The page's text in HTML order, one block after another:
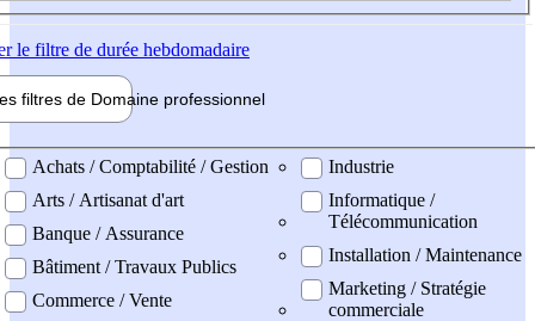
le filtre de durée hebdomadaire
filtres de Domaine professionnel
professionel
Achats / Comptabilité / Gestion
Arts / Artisanat d'art
Banque / Assurance
Bâtiment / Travaux Publics
Commerce / Vente
Industrie
Informatique /
Télécommunication
Installation / Maintenance
Marketing / Stratégie
commerciale